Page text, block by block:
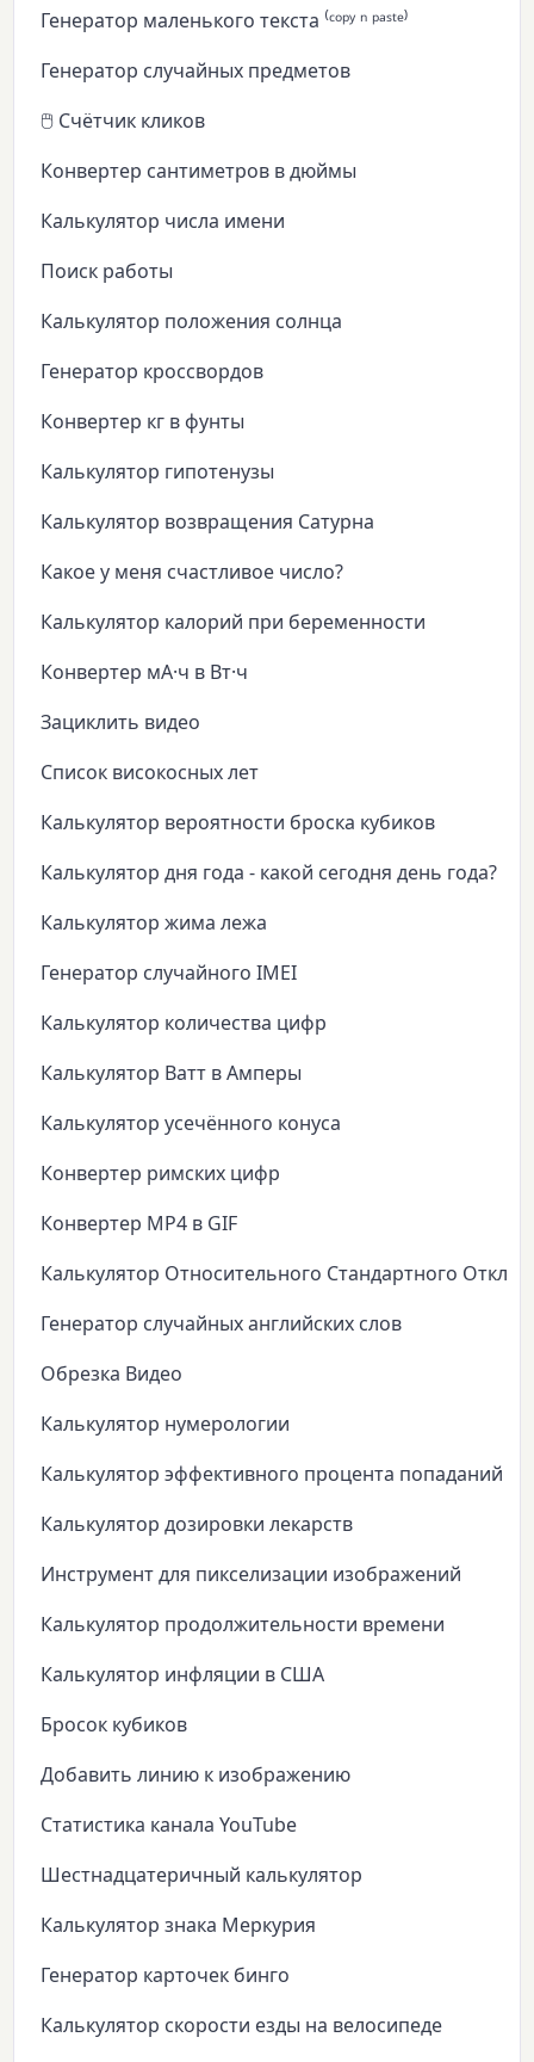
Генератор маленького текста ⁽ᶜᵒᵖʸ ⁿ ᵖᵃˢᵗᵉ⁾
Генератор случайных предметов
🖱️ Счётчик кликов
Конвертер сантиметров в дюймы
Калькулятор числа имени
Поиск работы
Калькулятор положения солнца
Генератор кроссвордов
Конвертер кг в фунты
Калькулятор гипотенузы
Калькулятор возвращения Сатурна
Какое у меня счастливое число?
Калькулятор калорий при беременности
Конвертер мА·ч в Вт·ч
Зациклить видео
Список високосных лет
Калькулятор вероятности броска кубиков
Калькулятор дня года - какой сегодня день года?
Калькулятор жима лежа
Генератор случайного IMEI
Калькулятор количества цифр
Калькулятор Ватт в Амперы
Калькулятор усечённого конуса
Конвертер римских цифр
Конвертер MP4 в GIF
Калькулятор Относительного Стандартного
Генератор случайных английских слов
Обрезка Видео
Калькулятор нумерологии
Калькулятор эффективного процента попаданий
Калькулятор дозировки лекарств
Инструмент для пикселизации изображений
Калькулятор продолжительности времени
Калькулятор инфляции в США
Бросок кубиков
Добавить линию к изображению
Статистика канала YouTube
Шестнадцатеричный калькулятор
Калькулятор знака Меркурия
Генератор карточек бинго
Калькулятор скорости езды на велосипеде